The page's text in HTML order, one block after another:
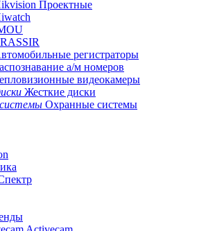
Проектные
регистраторы
а/м номеров
видеокамеры
Жесткие диски
Охранные системы